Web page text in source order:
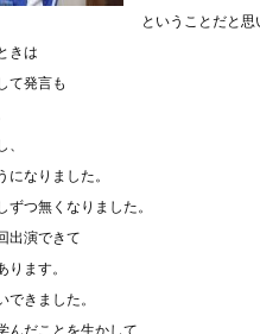
ということだと思
きは
て発言も
なりました。
つ無くなりました。
出演できて
ります。
できました。
んだことを生かして